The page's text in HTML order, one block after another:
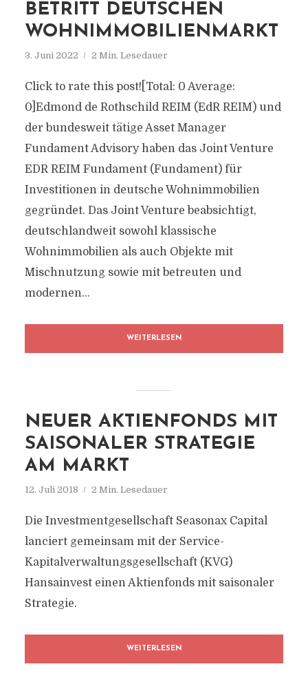
BETRITT DEUTSCHEN
WOHNIMMOBILIENMARKT
3. Juni 2022 2 Min. Lesedauer
Click to rate this post![Total: 0 Average:
0]Edmond de Rothschild REIM (EdR REIM) und
der bundesweit tätige Asset Manager
Fundament Advisory haben das Joint Venture
EDR REIM Fundament (Fundament) für
Investitionen in deutsche Wohnimmobilien
gegründet. Das Joint Venture beabsichtigt,
deutschlandweit sowohl klassische
Wohnimmobilien als auch Objekte mit
Mischnutzung sowie mit betreuten und
modernen...
WEITERLESEN
NEUER AKTIENFONDS MIT
SAISONALER STRATEGIE
AM MARKT
12. Juli 2018 2 Min. Lesedauer
Die Investmentgesellschaft Seasonax Capital
lanciert gemeinsam mit der Service-
Kapitalverwaltungsgesellschaft (KVG)
Hansainvest einen Aktienfonds mit saisonaler
Strategie.
WEITERLESEN